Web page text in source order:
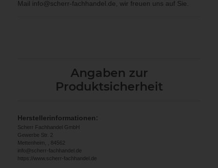
Mail info@scherr-fachhandel.de , wir freuen uns auf Sie.
Angaben zur
Produktsicherheit
Herstellerinformationen:
Scherr Fachhandel GmbH
Gewerbe Str. 2
Mettenheim, , 84562
info@scherr-fachhandel.de
https://www.scherr-fachhandel.de